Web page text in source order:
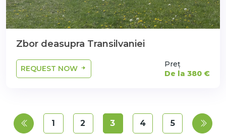
Zbor deasupra Transilvaniei
REQUEST NOW
Preț
De la 380 €
1 2 3 4 5